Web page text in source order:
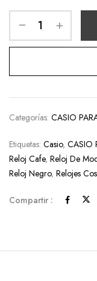
Categorías: CASIO
Etiquetas: Casio, CASIO
Reloj Cafe, Reloj De
Reloj Negro, Relojes
Compartir :